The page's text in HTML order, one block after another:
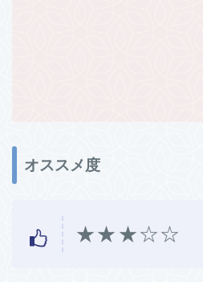
オススメ度
★★★☆☆